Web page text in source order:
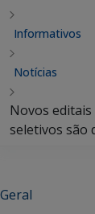
Informativos
Notícias
Novos
seletivos são
Geral